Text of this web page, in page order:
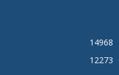
14968
12273